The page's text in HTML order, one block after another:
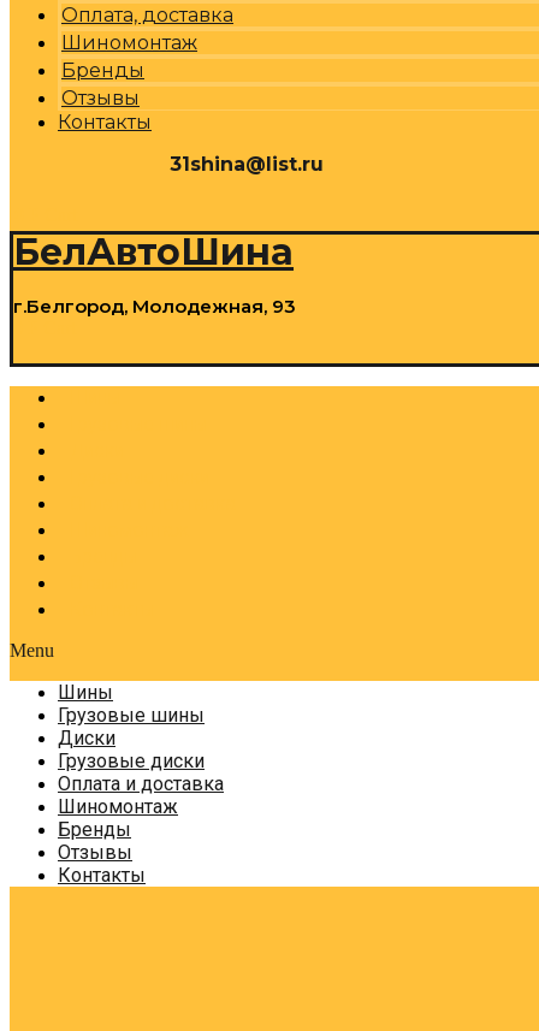
Оплата, доставка
Шиномонтаж
Бренды
Отзывы
Контакты
31shina@list.ru
БелАвтоШина
г.Белгород, Молодежная, 93
Menu
Шины
Грузовые шины
Диски
Грузовые диски
Оплата и доставка
Шиномонтаж
Бренды
Отзывы
Контакты